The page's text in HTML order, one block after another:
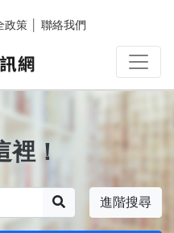
政策 聯絡我們
！
進階搜尋